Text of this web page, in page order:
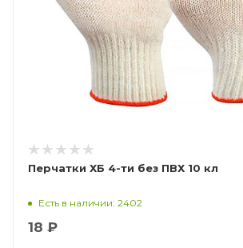
Перчатки ХБ 4-ти без ПВХ 10 кл
Есть в наличии: 2402
18 ₽